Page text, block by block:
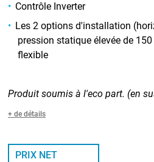
Contrôle Inverter
Les 2 options d'installation
pression statique élevée de
flexible
Produit soumis à l'eco part. (en
+ de détails
PRIX NET